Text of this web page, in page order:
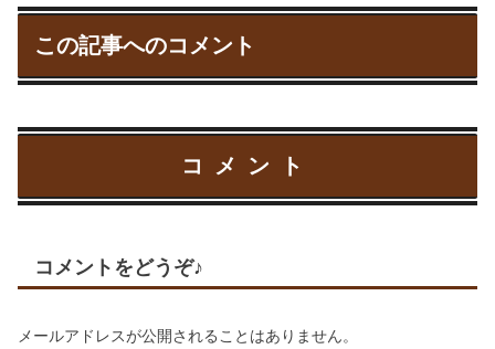
この記事へのコメント
コメント
コメントをどうぞ♪
メールアドレスが公開されることはありません。